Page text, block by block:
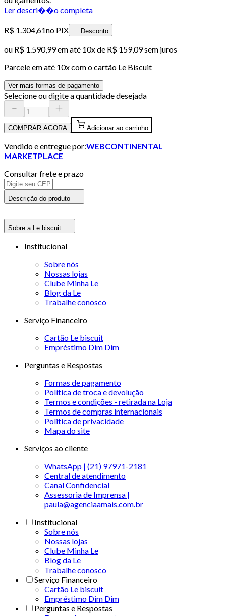
Ler descri��o completa
R$ 1.304,61no PIX Desconto
ou R$ 1.590,99em até 10x de R$ 159,09 sem juros
Parcele em até 10x com o cartão Le Biscuit
Ver mais formas de pagamento
Selecione ou digite a quantidade desejada
COMPRAR AGORA Adicionar ao carrinho
Vendido e entregue por:WEBCONTINENTAL
MARKETPLACE
Consultar frete e prazo
Descrição do produto
Sobre a Le biscuit
Institucional
Sobre nós
Nossas lojas
Clube Minha Le
Blog da Le
Trabalhe conosco
Serviço Financeiro
Cartão Le biscuit
Empréstimo Dim Dim
Perguntas e Respostas
Formas de pagamento
Política de troca e devolução
Termos e condições - retirada na Loja
Termos de compras internacionais
Politica de privacidade
Mapa do site
Serviços ao cliente
WhatsApp | (21) 97971-2181
Central de atendimento
Canal Confidencial
Assessoria de Imprensa |
paula@agenciaamais.com.br
Institucional
Sobre nós
Nossas lojas
Clube Minha Le
Blog da Le
Trabalhe conosco
Serviço Financeiro
Cartão Le biscuit
Empréstimo Dim Dim
Perguntas e Respostas